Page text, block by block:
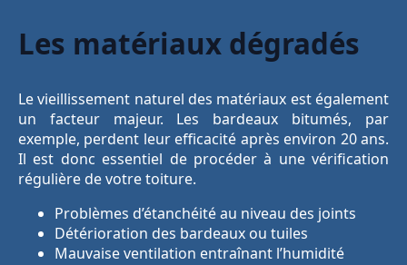
Les matériaux dégradés
Le vieillissement naturel des matériaux est également
un facteur majeur. Les bardeaux bitumés, par
exemple, perdent leur efficacité après environ 20 ans.
Il est donc essentiel de procéder à une vérification
régulière de votre toiture.
Problèmes d’étanchéité au niveau des joints
Détérioration des bardeaux ou tuiles
Mauvaise ventilation entraînant l’humidité